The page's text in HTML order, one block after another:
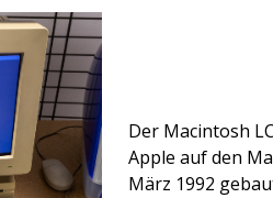
Der Macintosh
Apple auf den
März 1992